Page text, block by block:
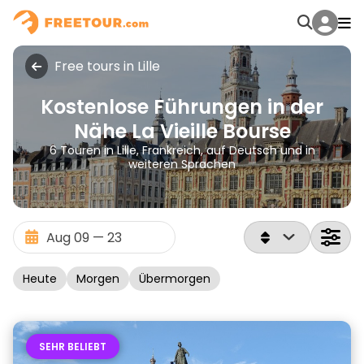
Free tours in Lille
Kostenlose Führungen in der
Nähe La Vieille Bourse
6 Touren in Lille, Frankreich, auf Deutsch und in
weiteren Sprachen
Heute Morgen Übermorgen
SEHR BELIEBT